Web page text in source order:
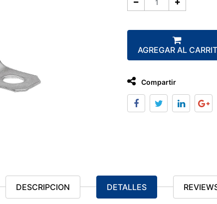
AGREGAR AL
Compartir
DESCRIPCION DETALLES